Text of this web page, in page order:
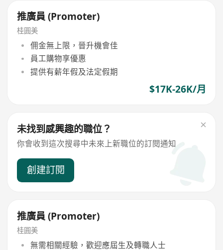
推廣員 (Promoter)
桂圓美
佣金無上限，晉升機會佳
員工購物享優惠
提供有薪年假及法定假期
$17K-26K/月
未找到感興趣的職位？
你會收到這次搜尋中未來上新職位的訂閱通知
創建訂閱
推廣員 (Promoter)
桂圓美
無需相關經驗，歡迎應屆生及轉職人士